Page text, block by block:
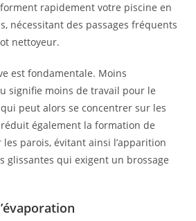
rapidement votre piscine en
nécessitant des passages fréquents
nettoyeur.
est fondamentale. Moins
signifie moins de travail pour le
peut alors se concentrer sur les
également la formation de
parois, évitant ainsi l’apparition
glissantes qui exigent un brossage